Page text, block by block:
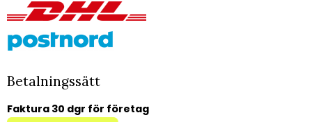
Betalningssätt
Faktura 30 dgr för företag